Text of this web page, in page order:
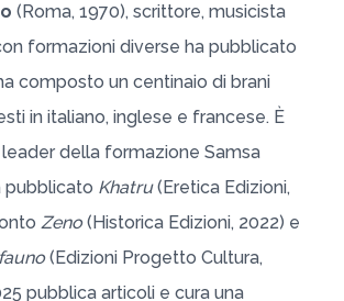
(Roma, 1970), scrittore, musicista
formazioni diverse ha pubblicato
composto un centinaio di brani
in italiano, inglese e francese. È
della formazione Samsa
pubblicato Khatru(Eretica Edizioni,
Zeno(Historica Edizioni, 2022) e
(Edizioni Progetto Cultura,
pubblica articoli e cura una